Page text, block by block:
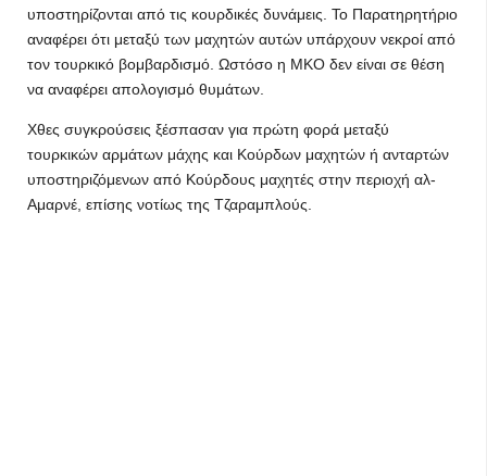
υποστηρίζονται από τις κουρδικές δυνάμεις. Το Παρατηρητήριο
αναφέρει ότι μεταξύ των μαχητών αυτών υπάρχουν νεκροί από
τον τουρκικό βομβαρδισμό. Ωστόσο η ΜΚΟ δεν είναι σε θέση
να αναφέρει απολογισμό θυμάτων.
Χθες συγκρούσεις ξέσπασαν για πρώτη φορά μεταξύ
τουρκικών αρμάτων μάχης και Κούρδων μαχητών ή ανταρτών
υποστηριζόμενων από Κούρδους μαχητές στην περιοχή αλ-
Αμαρνέ, επίσης νοτίως της Τζαραμπλούς.